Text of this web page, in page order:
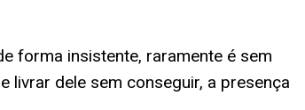
forma insistente, raramente é sem
livrar dele sem conseguir, a presença